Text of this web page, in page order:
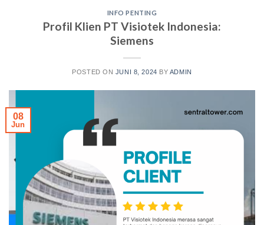
INFO PENTING
Profil Klien PT Visiotek Indonesia:
Siemens
POSTED ON JUNI 8, 2024 BY ADMIN
08
Jun